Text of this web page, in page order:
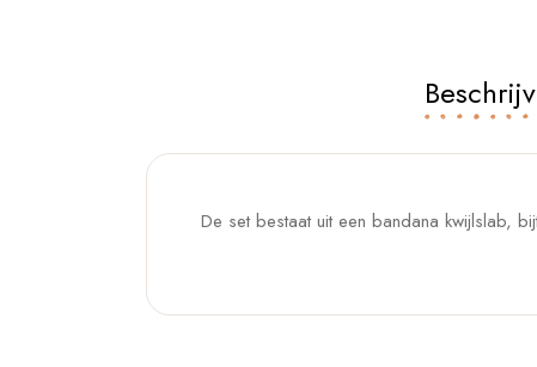
De set bestaat uit een bandana kwijlslab,